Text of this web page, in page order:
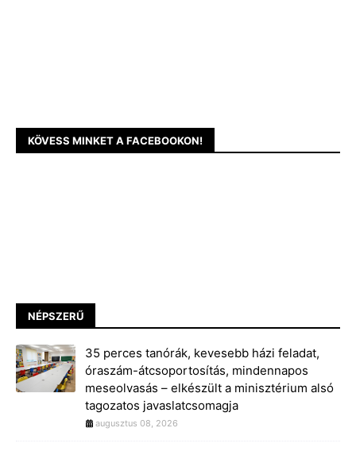
KÖVESS MINKET A FACEBOOKON!
NÉPSZERŰ
35 perces tanórák, kevesebb házi feladat,
óraszám-átcsoportosítás, mindennapos
meseolvasás – elkészült a minisztérium alsó
tagozatos javaslatcsomagja
augusztus 08, 2026